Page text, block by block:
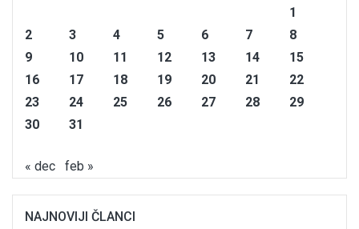
1
2
3 4 5 6 7
8
9
10 11 12 13 14
15
16
17 18 19 20 21
22
23
24 25 26 27 28
29
30
31
« dec feb »
NAJNOVIJI ČLANCI